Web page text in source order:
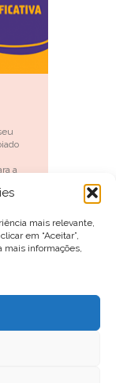
mais relevante,
em “Aceitar”,
mais informações,
a
.